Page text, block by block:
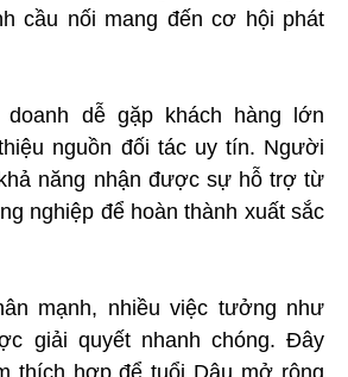
cầu nối mang đến cơ hội phát
dễ gặp khách hàng lớn
nguồn đối tác uy tín. Người
năng nhận được sự hỗ trợ từ
nghiệp để hoàn thành xuất sắc
mạnh, nhiều việc tưởng như
giải quyết nhanh chóng. Đây
thích hợp để tuổi Dậu mở rộng